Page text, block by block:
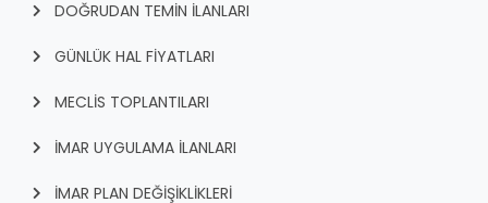
DOĞRUDAN TEMİN İLANLARI
GÜNLÜK HAL FİYATLARI
MECLİS TOPLANTILARI
İMAR UYGULAMA İLANLARI
İMAR PLAN DEĞİŞİKLİKLERİ